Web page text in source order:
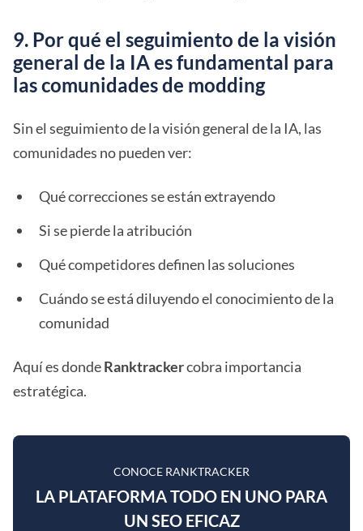
9. Por qué el seguimiento de la visión
general de la IA es fundamental para
las comunidades de modding
Sin el seguimiento de la visión general de la IA, las
comunidades no pueden ver:
Qué correcciones se están extrayendo
Si se pierde la atribución
Qué competidores definen las soluciones
Cuándo se está diluyendo el conocimiento de la
comunidad
Aquí es dondeRanktrackercobra importancia
estratégica.
CONOCE RANKTRACKER
LA PLATAFORMA TODO EN UNO PARA
UN SEO EFICAZ